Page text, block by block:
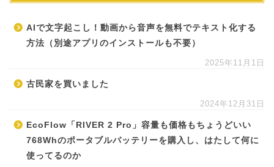
AIで文字起こし！動画から音声を無料でテキスト化する
方法（別途アプリのインストールも不要）
2025年11月1日
古民家を買いました
2024年12月31日
EcoFlow「RIVER 2 Pro」容量も価格もちょうどいい
768Whのポータブルバッテリーを購入し、はたして何に
使ってるのか